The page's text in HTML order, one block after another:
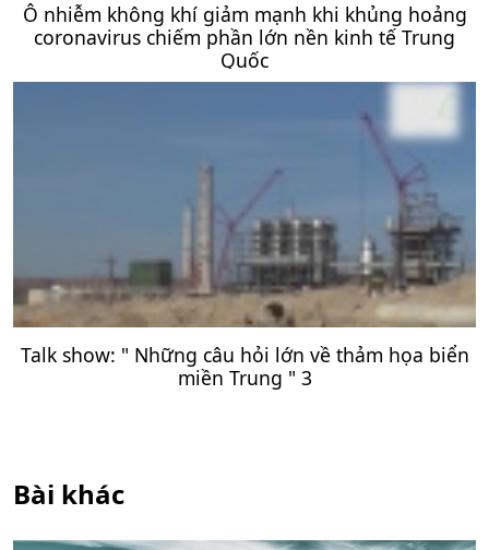
Ô nhiễm không khí giảm mạnh khi khủng hoảng
coronavirus chiếm phần lớn nền kinh tế Trung
Quốc
Talk show: " Những câu hỏi lớn về thảm họa biển
miền Trung " 3
Bài khác